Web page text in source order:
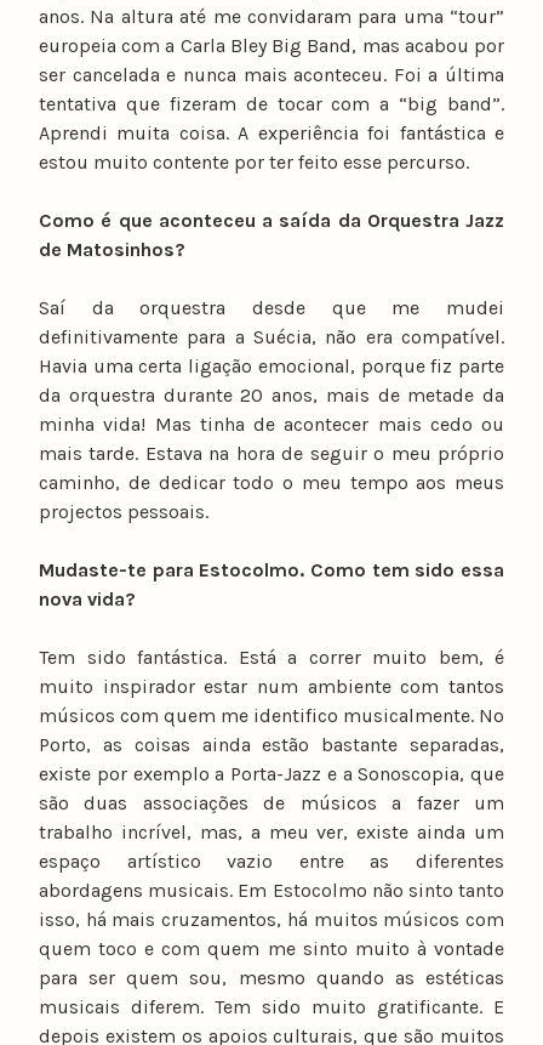
anos. Na altura até me convidaram para uma “tour”
europeia com a Carla Bley Big Band, mas acabou por
ser cancelada e nunca mais aconteceu. Foi a última
tentativa que fizeram de tocar com a “big band”.
Aprendi muita coisa. A experiência foi fantástica e
estou muito contente por ter feito esse percurso.
Como é que aconteceu a saída da Orquestra Jazz
de Matosinhos?
Saí da orquestra desde que me mudei
definitivamente para a Suécia, não era compatível.
Havia uma certa ligação emocional, porque fiz parte
da orquestra durante 20 anos, mais de metade da
minha vida! Mas tinha de acontecer mais cedo ou
mais tarde. Estava na hora de seguir o meu próprio
caminho, de dedicar todo o meu tempo aos meus
projectos pessoais.
Mudaste-te para Estocolmo. Como tem sido essa
nova vida?
Tem sido fantástica. Está a correr muito bem, é
muito inspirador estar num ambiente com tantos
músicos com quem me identifico musicalmente. No
Porto, as coisas ainda estão bastante separadas,
existe por exemplo a Porta-Jazz e a Sonoscopia, que
são duas associações de músicos a fazer um
trabalho incrível, mas, a meu ver, existe ainda um
espaço artístico vazio entre as diferentes
abordagens musicais. Em Estocolmo não sinto tanto
isso, há mais cruzamentos, há muitos músicos com
quem toco e com quem me sinto muito à vontade
para ser quem sou, mesmo quando as estéticas
musicais diferem. Tem sido muito gratificante. E
depois existem os apoios culturais, que são muitos